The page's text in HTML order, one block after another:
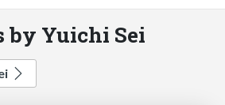
by Yuichi Sei